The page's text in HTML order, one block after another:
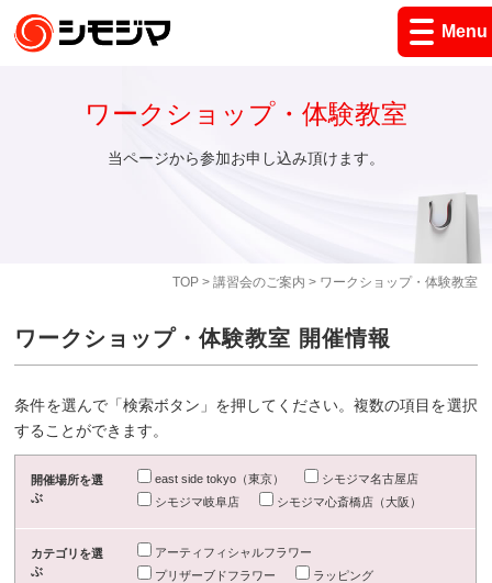
Menu
TOP> 講習会のご案内 > ワークショップ・体験教室
ワークショップ・体験教室
当ページから参加お申し込み頂けます。
ワークショップ・体験教室 開催情報
条件を選んで「検索ボタン」を押してください。複数の項目を選択
することができます。
開催場所を選
ぶ
east side tokyo（東京）
シモジマ名古屋店
シモジマ岐阜店
シモジマ心斎橋店（大阪）
カテゴリを選
ぶ
アーティフィシャルフラワー
プリザーブドフラワー
ラッピング